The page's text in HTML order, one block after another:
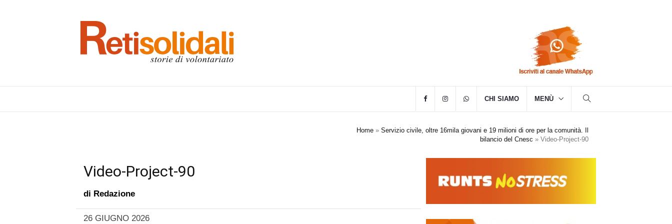
CHI SIAMO MENÙ
Home » Servizio civile, oltre 16mila giovani e 19 milioni di ore per la comunità. Il
bilancio del Cnesc » Video-Project-90
Video-Project-90
di Redazione
26 GIUGNO 2026